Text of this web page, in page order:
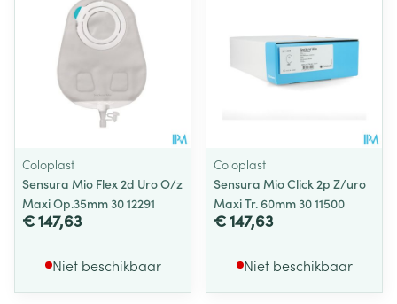
Coloplast
Sensura Mio Flex 2d Uro O/z
Maxi Op.35mm 30 12291
€ 147,63
Niet beschikbaar
Coloplast
Sensura Mio Click 2p Z/uro
Maxi Tr. 60mm 30 11500
€ 147,63
Niet beschikbaar